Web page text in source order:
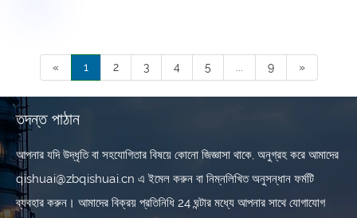
« 1 2 3 4 5 9 »
তদন্ত পাঠান
আপনার যদি উদ্ধৃতি বা সহযোগিতার বিষয়ে কোনো জিজ্ঞাসা থাকে, অনুগ্রহ করে আমাদের
qishuai@zbqishuai.cn এ ইমেল করুন বা নিম্নলিখিত অনুসন্ধান ফর্মটি
ব্যবহার করুন। আমাদের বিক্রয় প্রতিনিধি 24 ঘন্টার মধ্যে আপনার সাথে যোগাযোগ